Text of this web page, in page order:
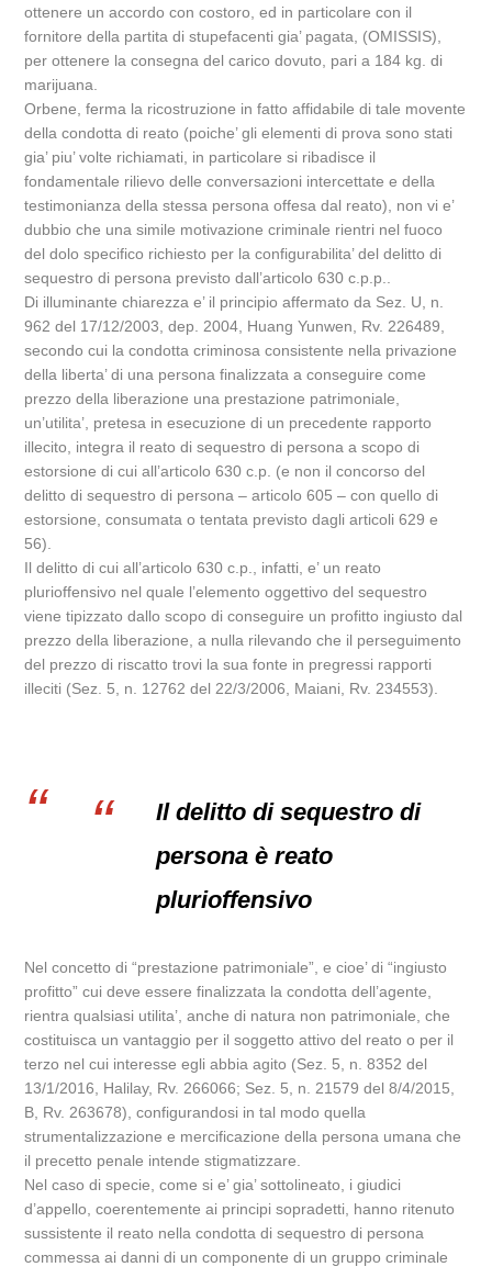
ottenere un accordo con costoro, ed in particolare con il
fornitore della partita di stupefacenti gia’ pagata, (OMISSIS),
per ottenere la consegna del carico dovuto, pari a 184 kg. di
marijuana.
Orbene, ferma la ricostruzione in fatto affidabile di tale movente
della condotta di reato (poiche’ gli elementi di prova sono stati
gia’ piu’ volte richiamati, in particolare si ribadisce il
fondamentale rilievo delle conversazioni intercettate e della
testimonianza della stessa persona offesa dal reato), non vi e’
dubbio che una simile motivazione criminale rientri nel fuoco
del dolo specifico richiesto per la configurabilita’ del delitto di
sequestro di persona previsto dall’articolo 630 c.p.p..
Di illuminante chiarezza e’ il principio affermato da Sez. U, n.
962 del 17/12/2003, dep. 2004, Huang Yunwen, Rv. 226489,
secondo cui la condotta criminosa consistente nella privazione
della liberta’ di una persona finalizzata a conseguire come
prezzo della liberazione una prestazione patrimoniale,
un’utilita’, pretesa in esecuzione di un precedente rapporto
illecito, integra il reato di sequestro di persona a scopo di
estorsione di cui all’articolo 630 c.p. (e non il concorso del
delitto di sequestro di persona – articolo 605 – con quello di
estorsione, consumata o tentata previsto dagli articoli 629 e
56).
Il delitto di cui all’articolo 630 c.p., infatti, e’ un reato
plurioffensivo nel quale l’elemento oggettivo del sequestro
viene tipizzato dallo scopo di conseguire un profitto ingiusto dal
prezzo della liberazione, a nulla rilevando che il perseguimento
del prezzo di riscatto trovi la sua fonte in pregressi rapporti
illeciti (Sez. 5, n. 12762 del 22/3/2006, Maiani, Rv. 234553).
Il delitto di sequestro di
persona è reato
plurioffensivo
Nel concetto di “prestazione patrimoniale”, e cioe’ di “ingiusto
profitto” cui deve essere finalizzata la condotta dell’agente,
rientra qualsiasi utilita’, anche di natura non patrimoniale, che
costituisca un vantaggio per il soggetto attivo del reato o per il
terzo nel cui interesse egli abbia agito (Sez. 5, n. 8352 del
13/1/2016, Halilay, Rv. 266066; Sez. 5, n. 21579 del 8/4/2015,
B, Rv. 263678), configurandosi in tal modo quella
strumentalizzazione e mercificazione della persona umana che
il precetto penale intende stigmatizzare.
Nel caso di specie, come si e’ gia’ sottolineato, i giudici
d’appello, coerentemente ai principi sopradetti, hanno ritenuto
sussistente il reato nella condotta di sequestro di persona
commessa ai danni di un componente di un gruppo criminale